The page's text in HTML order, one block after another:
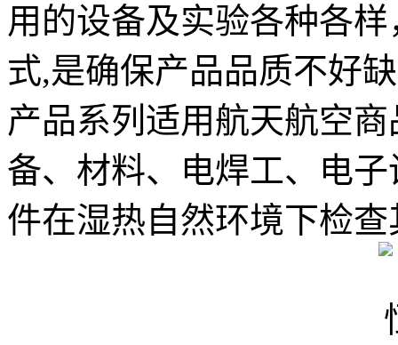
用的设备及实验各种各
式,是确保产品品质不好
产品系列适用航天航空
备、材料、电焊工、电
件在湿热自然环境下检